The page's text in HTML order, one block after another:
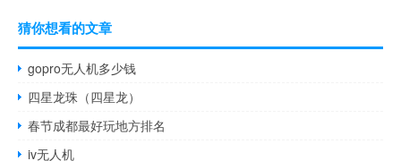
猜你想看的文章
gopro无人机多少钱
四星龙珠（四星龙）
春节成都最好玩地方排名
iv无人机